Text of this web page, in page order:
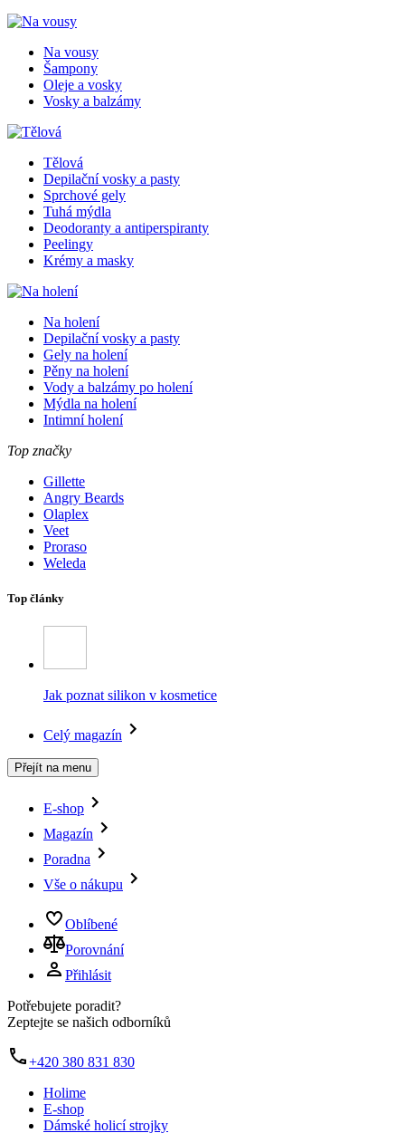
Na vousy
Šampony
Oleje a vosky
Vosky a balzámy
Tělová
Depilační vosky a pasty
Sprchové gely
Tuhá mýdla
Deodoranty a antiperspiranty
Peelingy
Krémy a masky
Na holení
Depilační vosky a pasty
Gely na holení
Pěny na holení
Vody a balzámy po holení
Mýdla na holení
Intimní holení
Top značky
Gillette
Angry Beards
Olaplex
Veet
Proraso
Weleda
Top články
Jak poznat silikon v kosmetice
Celý magazín
Přejít na menu
E-shop
Magazín
Poradna
Vše o nákupu
Oblíbené
Porovnání
Přihlásit
Potřebujete poradit?
Zeptejte se našich odborníků
+420 380 831 830
Holime
E-shop
Dámské holicí strojky